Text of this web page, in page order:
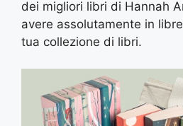
dei migliori libri di Hannah
avere assolutamente in
tua collezione di libri.